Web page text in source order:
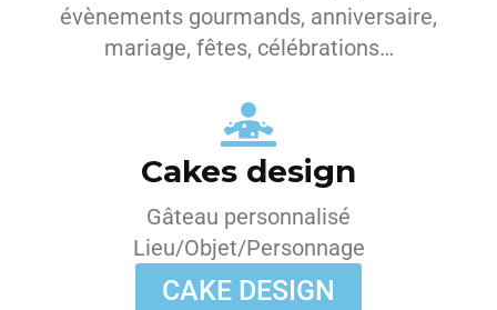
évènements gourmands, anniversaire,
mariage, fêtes, célébrations…
Cakes design
Gâteau personnalisé
Lieu/Objet/Personnage
CAKE DESIGN